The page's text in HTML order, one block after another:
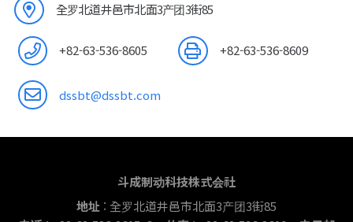
全罗北道井邑市北面3产团3街85
+82-63-536-8605 +82-63-536-8609
dssbt@dssbt.com
斗成制动科技株式会社
地址 : 全罗北道井邑市北面3产团3街85